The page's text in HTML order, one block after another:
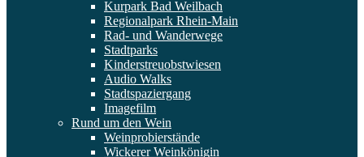
Kurpark Bad Weilbach
Regionalpark Rhein-Main
Rad- und Wanderwege
Stadtparks
Kinderstreuobstwiesen
Audio Walks
Stadtspaziergang
Imagefilm
Rund um den Wein
Weinprobierstände
Wickerer Weinkönigin